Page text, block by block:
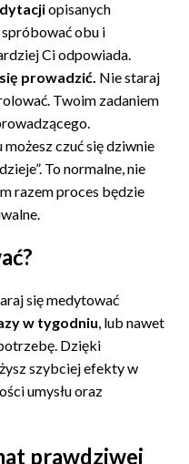
opisanych
obu i
Ci odpowiada.
prowadzić. Nie staraj
Twoim zadaniem
czuć się dziwnie
To normalne, nie
razem proces będzie
się medytować
w tygodniu, lub nawet
Dzięki
szybciej efekty w
umysłu oraz
prawdziwej